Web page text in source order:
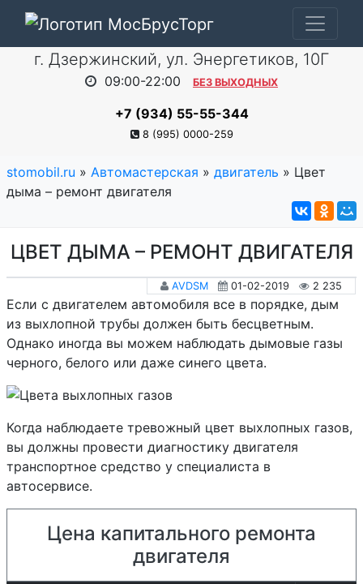
г. Дзержинский, ул. Энергетиков, 10Г
09:00-22:00 БЕЗ ВЫХОДНЫХ
+7 (934) 55-55-344
8 (995) 0000-259
stomobil.ru » Автомастерская » двигатель » Цвет
дыма – ремонт двигателя
ЦВЕТ ДЫМА – РЕМОНТ ДВИГАТЕЛЯ
AVDSM 01-02-2019 2 235
Если с двигателем автомобиля все в порядке, дым
из выхлопной трубы должен быть бесцветным.
Однако иногда вы можем наблюдать дымовые газы
черного, белого или даже синего цвета.
Когда наблюдаете тревожный цвет выхлопных газов,
вы должны провести диагностику двигателя
транспортное средство у специалиста в
автосервисе.
Цена капитального ремонта
двигателя